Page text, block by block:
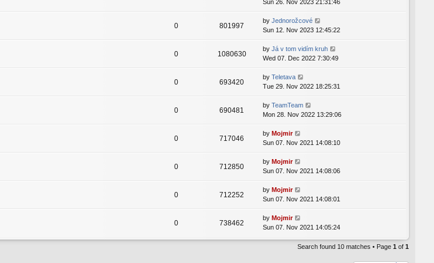
Sun 26. Nov 2023 21:31:46
0 801997
by Jednorožcové
Sun 12. Nov 2023 12:45:22
0 1080630
by Já v tom vidím kruh
Wed 07. Dec 2022 7:30:49
0 693420
by Teletava
Tue 29. Nov 2022 18:25:31
0 690481
by TeamTeam
Mon 28. Nov 2022 13:29:06
0 717046
by Mojmir
Sun 07. Nov 2021 14:08:10
0 712850
by Mojmir
Sun 07. Nov 2021 14:08:06
0 712252
by Mojmir
Sun 07. Nov 2021 14:08:01
0 738462
by Mojmir
Sun 07. Nov 2021 14:05:24
Search found 10 matches • Page 1 of 1